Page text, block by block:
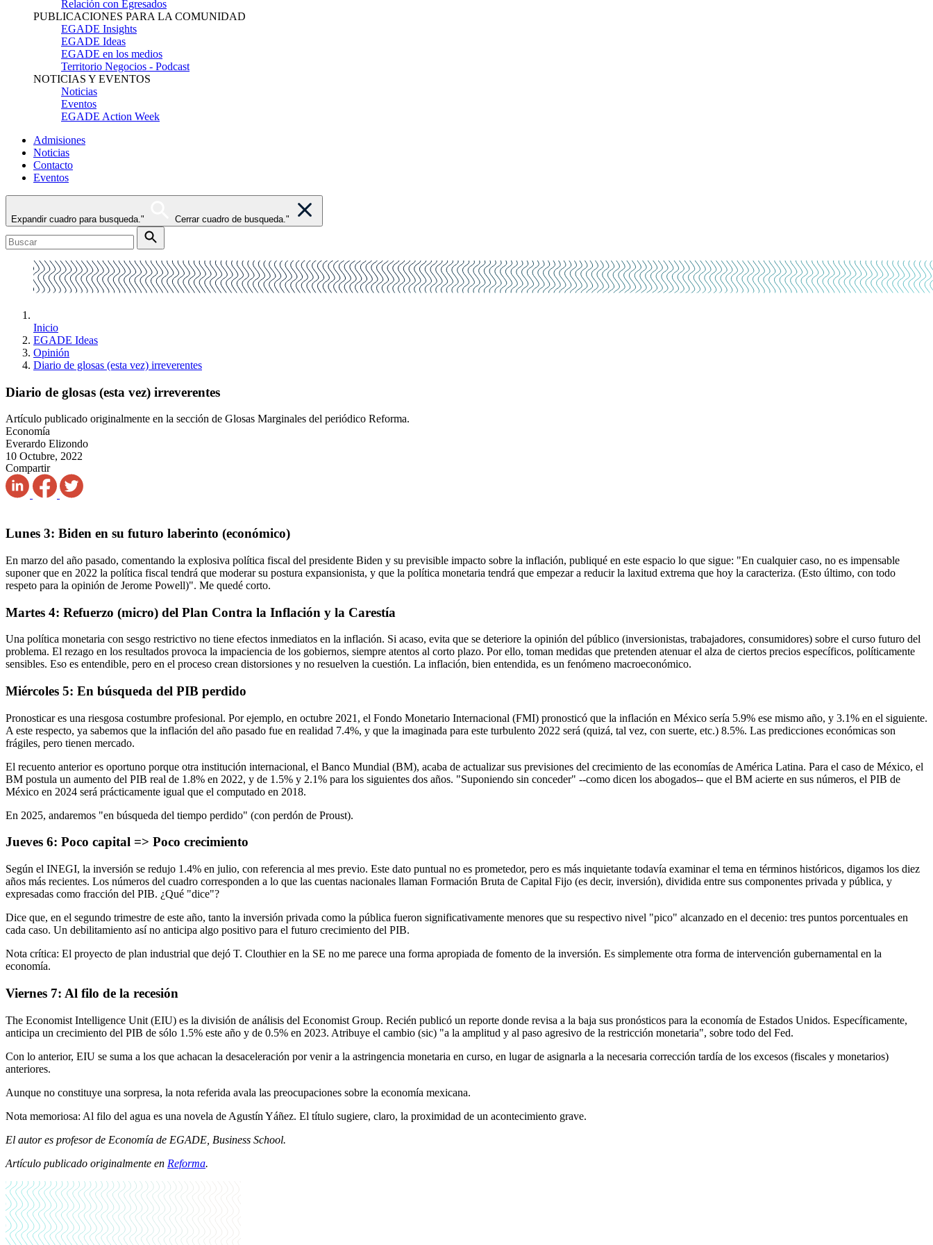
Relación con Egresados
PUBLICACIONES PARA LA COMUNIDAD
EGADE Insights
EGADE Ideas
EGADE en los medios
Territorio Negocios - Podcast
NOTICIAS Y EVENTOS
Noticias
Eventos
EGADE Action Week
Admisiones
Noticias
Contacto
Eventos
Expandir cuadro para busqueda." Cerrar cuadro de busqueda."
Inicio
EGADE Ideas
Opinión
Diario de glosas (esta vez) irreverentes
Diario de glosas (esta vez) irreverentes
Artículo publicado originalmente en la sección de Glosas Marginales del periódico Reforma.
Economía
Everardo Elizondo
10 Octubre, 2022
Compartir
Lunes 3: Biden en su futuro laberinto (económico)
En marzo del año pasado, comentando la explosiva política fiscal del presidente Biden y su previsible impacto sobre la inflación, publiqué en este espacio lo que sigue: "En cualquier caso, no es impensable
suponer que en 2022 la política fiscal tendrá que moderar su postura expansionista, y que la política monetaria tendrá que empezar a reducir la laxitud extrema que hoy la caracteriza. (Esto último, con todo
respeto para la opinión de Jerome Powell)". Me quedé corto.
Martes 4: Refuerzo (micro) del Plan Contra la Inflación y la Carestía
Una política monetaria con sesgo restrictivo no tiene efectos inmediatos en la inflación. Si acaso, evita que se deteriore la opinión del público (inversionistas, trabajadores, consumidores) sobre el curso futuro del
problema. El rezago en los resultados provoca la impaciencia de los gobiernos, siempre atentos al corto plazo. Por ello, toman medidas que pretenden atenuar el alza de ciertos precios específicos, políticamente
sensibles. Eso es entendible, pero en el proceso crean distorsiones y no resuelven la cuestión. La inflación, bien entendida, es un fenómeno macroeconómico.
Miércoles 5: En búsqueda del PIB perdido
Pronosticar es una riesgosa costumbre profesional. Por ejemplo, en octubre 2021, el Fondo Monetario Internacional (FMI) pronosticó que la inflación en México sería 5.9% ese mismo año, y 3.1% en el siguiente.
A este respecto, ya sabemos que la inflación del año pasado fue en realidad 7.4%, y que la imaginada para este turbulento 2022 será (quizá, tal vez, con suerte, etc.) 8.5%. Las predicciones económicas son
frágiles, pero tienen mercado.
El recuento anterior es oportuno porque otra institución internacional, el Banco Mundial (BM), acaba de actualizar sus previsiones del crecimiento de las economías de América Latina. Para el caso de México, el
BM postula un aumento del PIB real de 1.8% en 2022, y de 1.5% y 2.1% para los siguientes dos años. "Suponiendo sin conceder" --como dicen los abogados-- que el BM acierte en sus números, el PIB de
México en 2024 será prácticamente igual que el computado en 2018.
En 2025, andaremos "en búsqueda del tiempo perdido" (con perdón de Proust).
Jueves 6: Poco capital => Poco crecimiento
Según el INEGI, la inversión se redujo 1.4% en julio, con referencia al mes previo. Este dato puntual no es prometedor, pero es más inquietante todavía examinar el tema en términos históricos, digamos los diez
años más recientes. Los números del cuadro corresponden a lo que las cuentas nacionales llaman Formación Bruta de Capital Fijo (es decir, inversión), dividida entre sus componentes privada y pública, y
expresadas como fracción del PIB. ¿Qué "dice"?
Dice que, en el segundo trimestre de este año, tanto la inversión privada como la pública fueron significativamente menores que su respectivo nivel "pico" alcanzado en el decenio: tres puntos porcentuales en
cada caso. Un debilitamiento así no anticipa algo positivo para el futuro crecimiento del PIB.
Nota crítica: El proyecto de plan industrial que dejó T. Clouthier en la SE no me parece una forma apropiada de fomento de la inversión. Es simplemente otra forma de intervención gubernamental en la
economía.
Viernes 7: Al filo de la recesión
The Economist Intelligence Unit (EIU) es la división de análisis del Economist Group. Recién publicó un reporte donde revisa a la baja sus pronósticos para la economía de Estados Unidos. Específicamente,
anticipa un crecimiento del PIB de sólo 1.5% este año y de 0.5% en 2023. Atribuye el cambio (sic) "a la amplitud y al paso agresivo de la restricción monetaria", sobre todo del Fed.
Con lo anterior, EIU se suma a los que achacan la desaceleración por venir a la astringencia monetaria en curso, en lugar de asignarla a la necesaria corrección tardía de los excesos (fiscales y monetarios)
anteriores.
Aunque no constituye una sorpresa, la nota referida avala las preocupaciones sobre la economía mexicana.
Nota memoriosa: Al filo del agua es una novela de Agustín Yáñez. El título sugiere, claro, la proximidad de un acontecimiento grave.
El autor es profesor de Economía de EGADE, Business School.
Artículo publicado originalmente en Reforma.